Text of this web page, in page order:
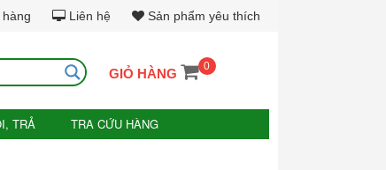
Liên hệ Sản phẩm yêu thích
GIỎ HÀNG 0
TRẢ TRA CỨU HÀNG